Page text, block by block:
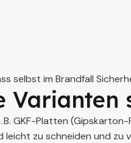
selbst im Brandfall
Varianten
GKF-Platten
zu schneiden und